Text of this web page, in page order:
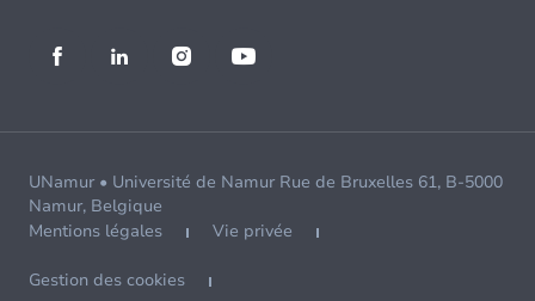
UNamur • Université de Namur Rue de Bruxelles 61, B-5000
Namur, Belgique
Mentions légales
Vie privée
Gestion des cookies